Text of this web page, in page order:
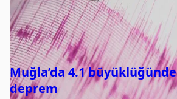
Muğla’da 4.1 büyüklüğünde
deprem